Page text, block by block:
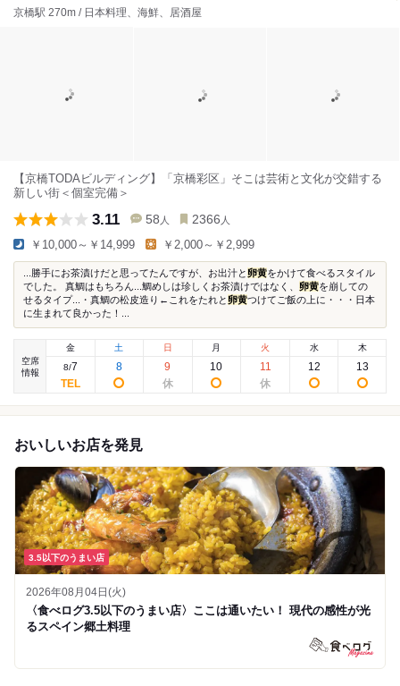
京橋駅 270m / 日本料理、海鮮、居酒屋
【京橋TODAビルディング】「京橋彩区」そこは芸術と文化が交錯する
新しい街＜個室完備＞
3.11 58 人 2366 人
￥10,000～￥14,999 ￥2,000～￥2,999
...勝手にお茶漬けだと思ってたんですが、お出汁と卵黄をかけて食べるスタイル
でした。 真鯛はもちろん...鯛めしは珍しくお茶漬けではなく、 卵黄を崩しての
せるタイプ...・真鯛の松皮造り←これをたれと卵黄つけてご飯の上に・・・日本
に生まれて良かった！...
空席
情報
金
8/7
土
8
日
9
月
10
火
11
水
12
木
13
おいしいお店を発見
3.5以下のうまい店
2026年08月04日(火)
〈食べログ3.5以下のうまい店〉ここは通いたい！ 現代の感性が光
るスペイン郷土料理